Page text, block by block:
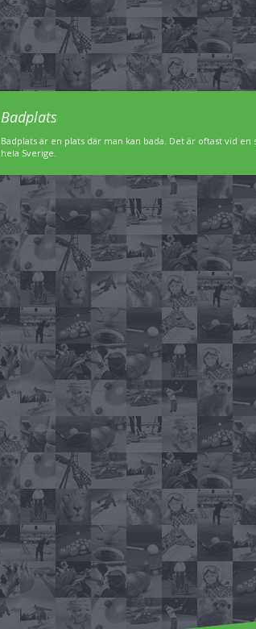
Badplats
Badplats är en plats där man kan bada. Det är oftast vid
hela Sverige.